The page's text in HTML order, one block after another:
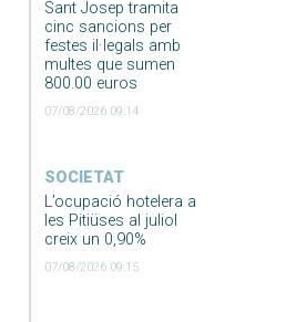
Sant Josep tramita
cinc sancions per
festes il·legals amb
multes que sumen
800.00 euros
07/08/2026 09:14
SOCIETAT
L’ocupació hotelera a
les Pitiüses al juliol
creix un 0,90%
07/08/2026 09:15